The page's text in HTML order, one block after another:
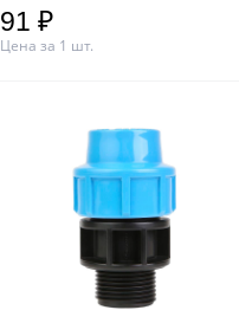
91 ₽
Цена за 1 шт.